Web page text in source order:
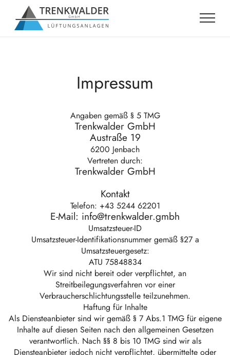
Impressum
Angaben gemäß § 5 TMG
Trenkwalder GmbH
Austraße 19
6200 Jenbach
Vertreten durch:
Trenkwalder GmbH
Kontakt
Telefon: +43 5244 62201
E-Mail: info@trenkwalder.gmbh
Umsatzsteuer-ID
Umsatzsteuer-Identifikationsnummer gemäß §27 a
Umsatzsteuergesetz:
ATU 75848834
Wir sind nicht bereit oder verpflichtet, an
Streitbeilegungsverfahren vor einer
Verbraucherschlichtungsstelle teilzunehmen.
Haftung für Inhalte
Als Diensteanbieter sind wir gemäß § 7 Abs.1 TMG für eigene
Inhalte auf diesen Seiten nach den allgemeinen Gesetzen
verantwortlich. Nach §§ 8 bis 10 TMG sind wir als
Diensteanbieter jedoch nicht verpflichtet, übermittelte oder